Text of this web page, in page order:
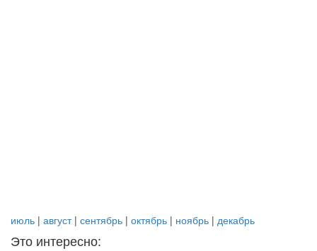
июль | август| сентябрь | октябрь | ноябрь | декабрь
Это интересно: